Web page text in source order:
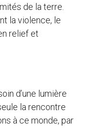
de la terre.
la violence, le
relief et
d’une lumière
la rencontre
à ce monde, par